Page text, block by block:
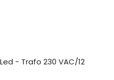
- Trafo 230 VAC/12